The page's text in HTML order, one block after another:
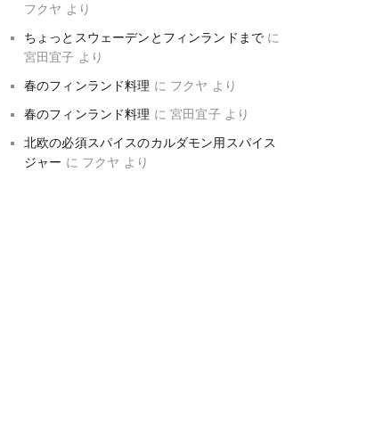
フクヤ より
ちょっとスウェーデンとフィンランドまで に
宮田宜子 より
春のフィンランド料理 に フクヤ より
春のフィンランド料理 に宮田宜子 より
北欧の必須スパイスのカルダモン用スパイス
ジャー に フクヤ より